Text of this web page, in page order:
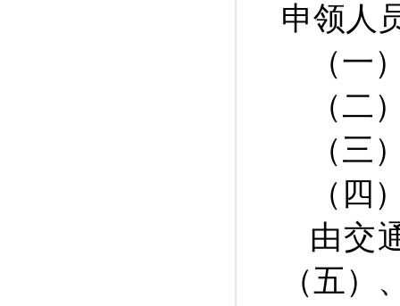
申领人
（一
（二
（三
（四
由交
（五